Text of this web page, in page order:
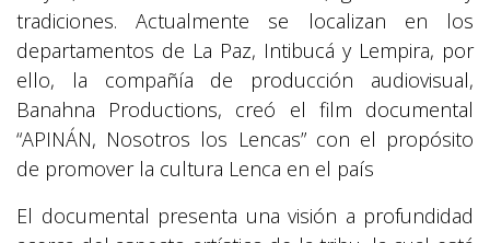
tradiciones. Actualmente se localizan en los
departamentos de La Paz, Intibucá y Lempira, por
ello, la compañía de producción audiovisual,
Banahna Productions, creó el film documental
“APINÁN, Nosotros los Lencas” con el propósito
de promover la cultura Lenca en el país
El documental presenta una visión a profundidad